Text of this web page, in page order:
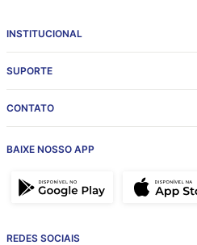
INSTITUCIONAL
SUPORTE
CONTATO
BAIXE NOSSO APP
REDES SOCIAIS